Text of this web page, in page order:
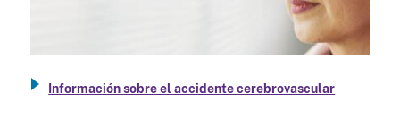
Información sobre el accidente cerebrovascular